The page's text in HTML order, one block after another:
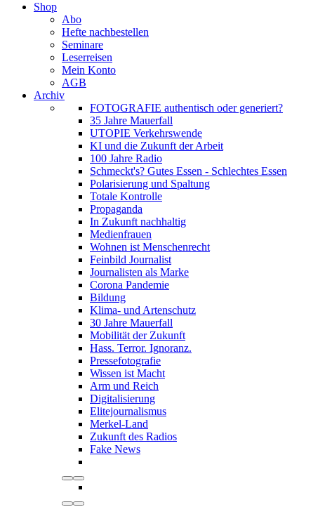
Shop
Abo
Hefte nachbestellen
Seminare
Leserreisen
Mein Konto
AGB
Archiv
FOTOGRAFIE authentisch oder generiert?
35 Jahre Mauerfall
UTOPIE Verkehrswende
KI und die Zukunft der Arbeit
100 Jahre Radio
Schmeckt's? Gutes Essen - Schlechtes Essen
Polarisierung und Spaltung
Totale Kontrolle
Propaganda
In Zukunft nachhaltig
Medienfrauen
Wohnen ist Menschenrecht
Feinbild Journalist
Journalisten als Marke
Corona Pandemie
Bildung
Klima- und Artenschutz
30 Jahre Mauerfall
Mobilität der Zukunft
Hass. Terror. Ignoranz.
Pressefotografie
Wissen ist Macht
Arm und Reich
Digitalisierung
Elitejournalismus
Merkel-Land
Zukunft des Radios
Fake News